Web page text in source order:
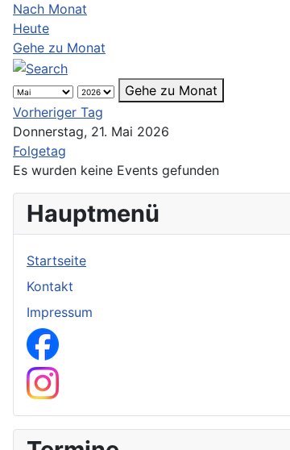
Nach Monat
Heute
Gehe zu Monat
Gehe zu Monat
Vorheriger Tag
Donnerstag, 21. Mai 2026
Folgetag
Es wurden keine Events gefunden
Hauptmenü
Startseite
Kontakt
Impressum
Facebook Seite
Instagram Kanal